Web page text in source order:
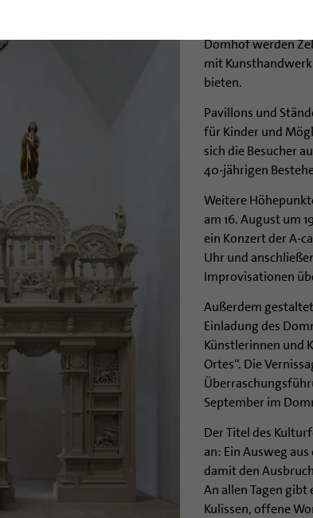
In Kooperation
stehen
Domhof werden
mit
bieten.
Pavillons und
für Kinder und
sich die Besucher
40-jährigen
Weitere
am 16. August um
ein Konzert der A-
Uhr und
Improvisationen
Außerdem
Einladung des
Künstlerinnen und
Ortes“. Die
September im
Der Titel des
an: Ein Ausweg
damit den
An allen Tagen gibt
Kulissen, offene